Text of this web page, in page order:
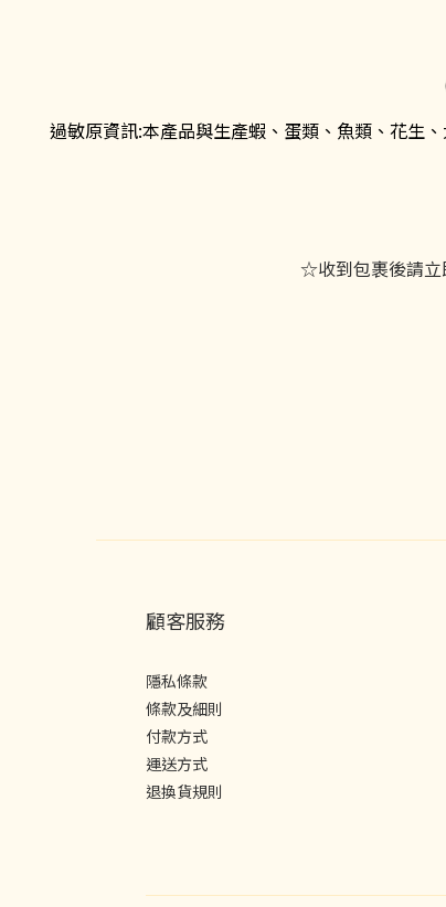
過敏原資訊:本產品與生產蝦、蛋類、魚類、花生
☆收到包裹後請立
顧客服務
隱私條款
條款及細則
付款方式
運送方式
退換貨規則